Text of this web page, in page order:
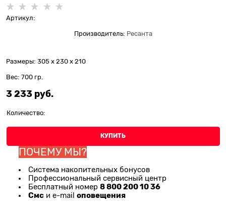
Артикул:
Производитель: Ресанта
Размеры: 305 x 230 x 210
Вес: 700 гр.
3 233 руб.
Количество:
КУПИТЬ
ПОЧЕМУ МЫ?
Система накопительных бонусов
Профессиональный сервисный центр
Бесплатный номер 8 800 200 10 36
Смс и e-mail оповещения